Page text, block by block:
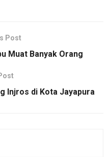
Post
Muat Banyak Orang
Injros di Kota Jayapura